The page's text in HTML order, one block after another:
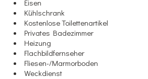
Eisen
Kühlschrank
Kostenlose Toilettenartikel
Privates Badezimmer
Heizung
Flachbildfernseher
Fliesen-/Marmorboden
Weckdienst